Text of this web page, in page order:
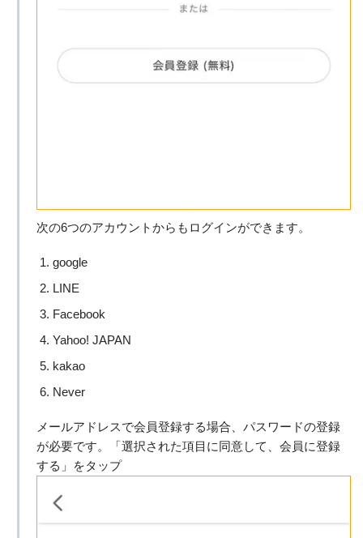
次の6つのアカウントからもログインができます。
google
LINE
Facebook
Yahoo! JAPAN
kakao
Never
メールアドレスで会員登録する場合、パスワードの登録
が必要です。「選択された項目に同意して、会員に登録
する」をタップ